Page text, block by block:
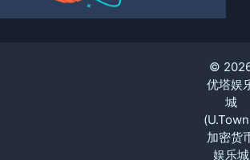
©
优塔娱
城
加密货
娱乐城